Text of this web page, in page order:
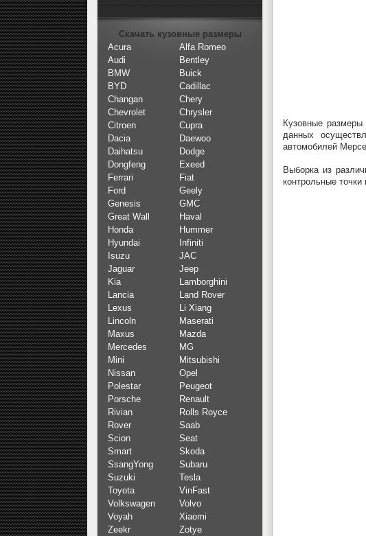
Кузовные
данных
автомобилей
Выборка из
контрольные
Скачать кузовные размеры
Acura
Alfa Romeo
Audi
Bentley
BMW
Buick
BYD
Cadillac
Changan
Chery
Chevrolet
Chrysler
Citroen
Cupra
Dacia
Daewoo
Daihatsu
Dodge
Dongfeng
Exeed
Ferrari
Fiat
Ford
Geely
Genesis
GMC
Great Wall
Haval
Honda
Hummer
Hyundai
Infiniti
Isuzu
JAC
Jaguar
Jeep
Kia
Lamborghini
Lancia
Land Rover
Lexus
Li Xiang
Lincoln
Maserati
Maxus
Mazda
Mercedes
MG
Mini
Mitsubishi
Nissan
Opel
Polestar
Peugeot
Porsche
Renault
Rivian
Rolls Royce
Rover
Saab
Scion
Seat
Smart
Skoda
SsangYong
Subaru
Suzuki
Tesla
Toyota
VinFast
Volkswagen
Volvo
Voyah
Xiaomi
Zeekr
Zotye